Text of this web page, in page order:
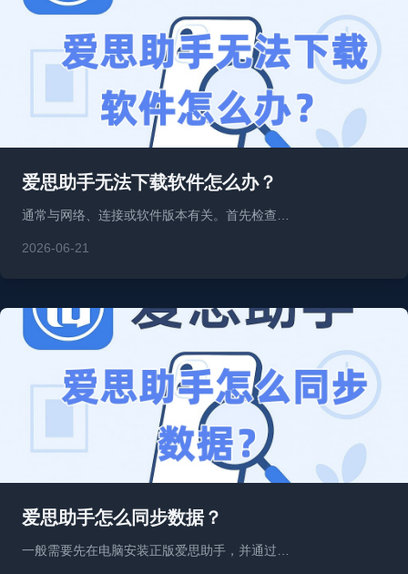
爱思助手无法下载软件怎么办？
通常与网络、连接或软件版本有关。首先检查…
2026-06-21
爱思助手怎么同步数据？
一般需要先在电脑安装正版爱思助手，并通过…